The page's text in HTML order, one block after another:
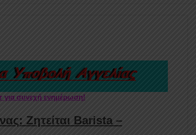
για συνεχή ενημέρωση!
Ζητείται Barista –